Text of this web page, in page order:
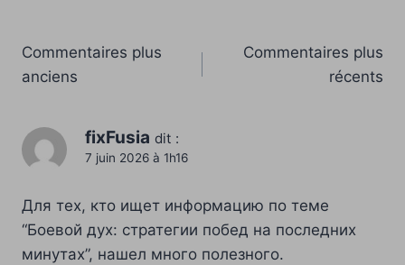
Navigation
les
commentaires
Commentaires plus
anciens
Commentaires plus
récents
fixFusia dit :
7 juin 2026 à 1h16
Для тех, кто ищет информацию по теме
“Боевой дух: стратегии побед на последних
минутах”, нашел много полезного.